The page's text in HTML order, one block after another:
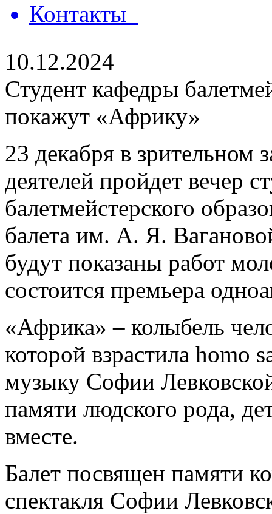
Контакты
10.12.2024
Студент кафедры
покажут «Африку»
23 декабря в зрительном
деятелей пройдет вечер
балетмейстерского
балета им. А. Я.
будут показаны работ
состоится премьера
«Африка» – колыбель
которой взрастила homo
музыку Софии
памяти людского рода,
вместе.
Балет посвящен памяти
спектакля Софии